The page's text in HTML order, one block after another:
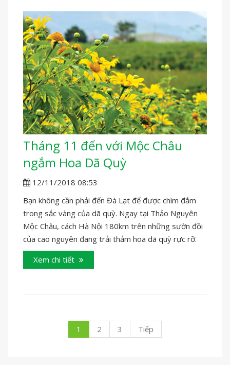
Tháng 11 đến với Mộc Châu
ngắm Hoa Dã Quỳ
12/11/2018 08:53
Bạn không cần phải đến Đà Lạt để được chìm đắm
trong sắc vàng của dã quỳ. Ngay tại Thảo Nguyên
Mộc Châu, cách Hà Nội 180km trên những sườn đồi
của cao nguyên đang trải thảm hoa dã quỳ rực rỡ.
Xem chi tiết
1 2 3 Tiếp